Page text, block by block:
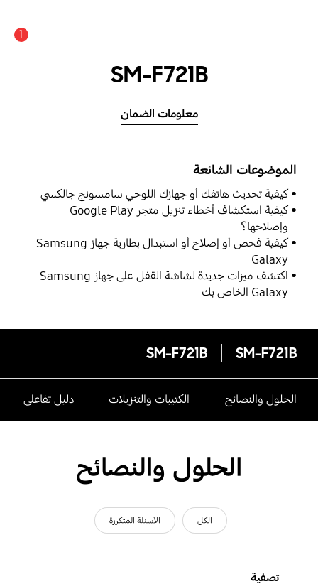
1
SM-F721B
معلومات الضمان
الموضوعات الشائعة
كيفية تحديث هاتفك أو جهازك اللوحي سامسونج جالكسي
كيفية استكشاف أخطاء تنزيل متجر Google Play
وإصلاحها؟
كيفية فحص أو إصلاح أو استبدال بطارية جهاز Samsung
Galaxy
اكتشف ميزات جديدة لشاشة القفل على جهاز Samsung
Galaxy الخاص بك
SM-F721B
SM-F721B
الحلول والنصائح الكتيبات والتنزيلات دليل تفاعلى
الحلول والنصائح
الكل الأسئلة المتكررة
تصفية